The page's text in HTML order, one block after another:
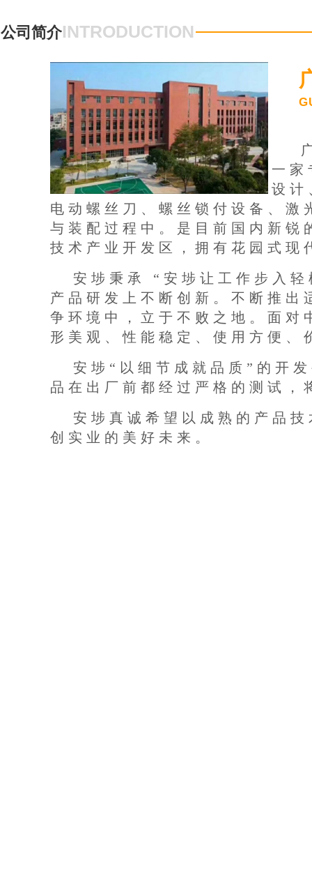
公司简介INTRODUCTION
一家
设计
电动螺丝刀、螺丝锁付设备、
与装配过程中。是目前国内新
技术产业开发区，拥有花园式现
安埗秉承 “安埗让工作步入轻
产品研发上不断创新。不断推
争环境中，立于不败之地。面
形美观、性能稳定、使用方便、
安埗“以细节成就品质”的开发
品在出厂前都经过严格的测试
安埗真诚希望以成熟的产品技
创实业的美好未来。